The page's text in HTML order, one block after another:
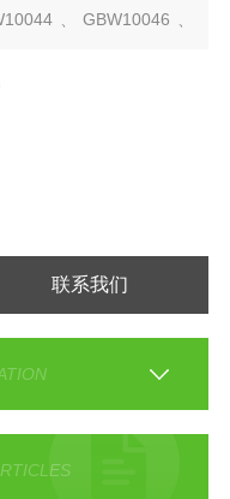
、GBW10046、
联系我们